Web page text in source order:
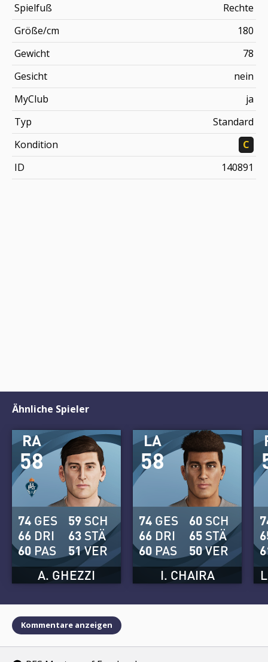
Spielfuß
Rechte
Größe/cm
180
Gewicht
78
Gesicht
nein
MyClub
ja
Typ
Standard
Kondition
C
ID
140891
Ähnliche Spieler
58
RA
A. GHEZZI
74 GES
66 DRI
60 PAS
59 SCH
63 STÄ
51VER
58
LA
I. CHAIRA
74 GES
66 DRI
60 PAS
60 SCH
65 STÄ
50VER
Kommentare anzeigen